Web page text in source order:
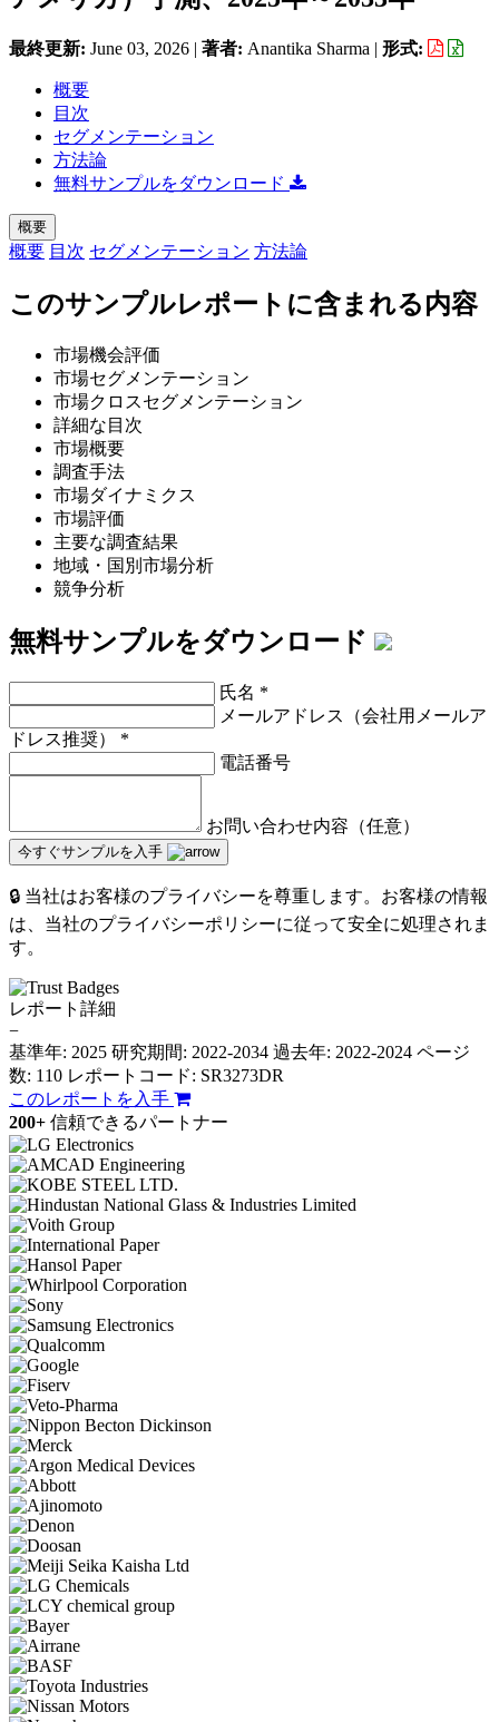
最終更新: June 03, 2026 | 著者: Anantika Sharma | 形式:
概要
目次
セグメンテーション
方法論
無料サンプルをダウンロード
概要
概要 目次 セグメンテーション 方法論
このサンプルレポートに含まれる内容
市場機会評価
市場セグメンテーション
市場クロスセグメンテーション
詳細な目次
市場概要
調査手法
市場ダイナミクス
市場評価
主要な調査結果
地域・国別市場分析
競争分析
無料サンプルをダウンロード
氏名 *
メールアドレス（会社用メールア
ドレス推奨） *
電話番号
お問い合わせ内容（任意）
今すぐサンプルを入手
🔒 当社はお客様のプライバシーを尊重します。お客様の情報
は、当社のプライバシーポリシーに従って安全に処理されま
す。
レポート詳細
−
基準年: 2025 研究期間: 2022-2034 過去年: 2022-2024 ページ
数: 110 レポートコード: SR3273DR
このレポートを入手
200+ 信頼できるパートナー